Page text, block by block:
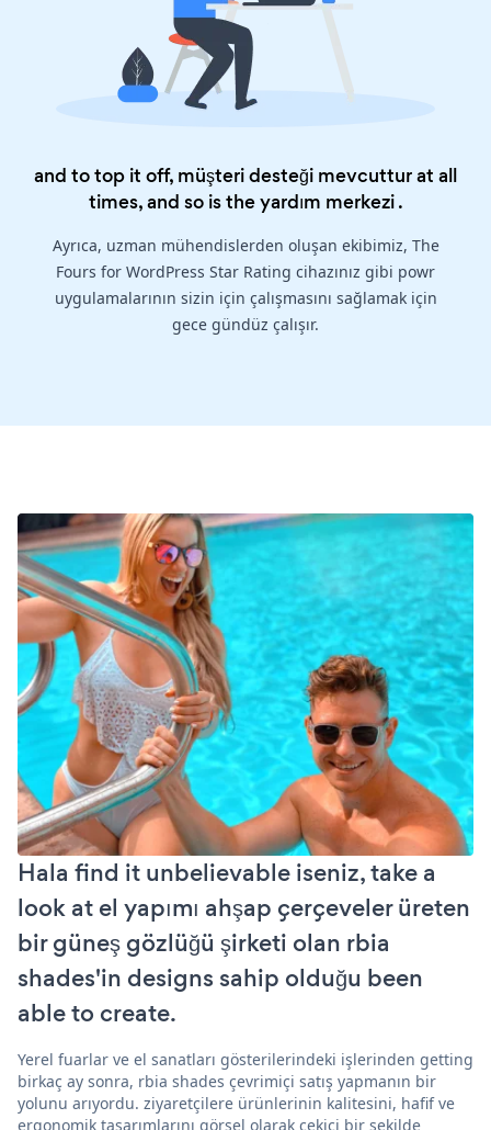
and to top it off, müşteri desteği mevcuttur at all
times, and so is theyardım merkezi.
Ayrıca, uzman mühendislerden oluşan ekibimiz, The
Fours for WordPress Star Rating cihazınız gibi powr
uygulamalarının sizin için çalışmasını sağlamak için
gece gündüz çalışır.
Hala find it unbelievable iseniz, take a
look at el yapımı ahşap çerçeveler üreten
bir güneş gözlüğü şirketi olan rbia
shades'in designs sahip olduğu been
able to create.
Yerel fuarlar ve el sanatları gösterilerindeki işlerinden getting
birkaç ay sonra, rbia shades çevrimiçi satış yapmanın bir
yolunu arıyordu. ziyaretçilere ürünlerinin kalitesini, hafif ve
ergonomik tasarımlarını görsel olarak çekici bir şekilde